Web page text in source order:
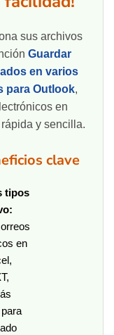
sus archivos
Guardar
en varios
para Outlook,
en
y sencilla.
clave
tipos
en